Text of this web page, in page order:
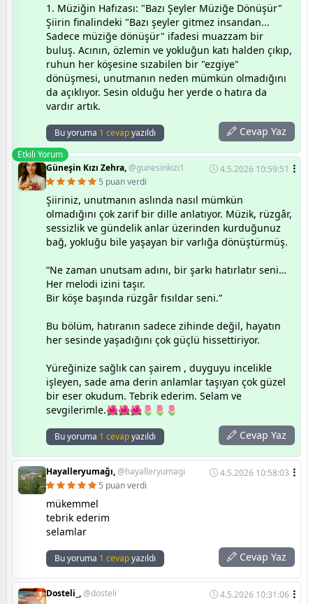
1. Müziğin Hafızası: "Bazı Şeyler Müziğe Dönüşür"
Şiirin finalindeki "Bazı şeyler gitmez insandan...
Sadece müziğe dönüşür" ifadesi muazzam bir
buluş. Acının, özlemin ve yokluğun katı halden çıkıp,
ruhun her köşesine sızabilen bir "ezgiye"
dönüşmesi, unutmanın neden mümkün olmadığını
da açıklıyor. Sesin olduğu her yerde o hatıra da
vardır artık.
Bu yoruma 1 cevapyazıldı Cevap Yaz
Etkili Yorum
Güneşin Kızı Zehra,@gunesinkizi1
4.5.2026 10:59:51
5 puan verdi
Şiiriniz, unutmanın aslında nasıl mümkün
olmadığını çok zarif bir dille anlatıyor. Müzik, rüzgâr,
sessizlik ve gündelik anlar üzerinden kurduğunuz
bağ, yokluğu bile yaşayan bir varlığa dönüştürmüş.
“Ne zaman unutsam adını, bir şarkı hatırlatır seni…
Her melodi izini taşır.
Bir köşe başında rüzgâr fısıldar seni.”
Bu bölüm, hatıranın sadece zihinde değil, hayatın
her sesinde yaşadığını çok güçlü hissettiriyor.
Yüreğinize sağlık can şairem , duyguyu incelikle
işleyen, sade ama derin anlamlar taşıyan çok güzel
bir eser okudum. Tebrik ederim. Selam ve
sevgilerimle.🌺🌺🌺🌷🌷🌷
Bu yoruma 1 cevapyazıldı Cevap Yaz
Hayalleryumağı,@hayalleryumagi
4.5.2026 10:58:03
5 puan verdi
mükemmel
tebrik ederim
selamlar
Bu yoruma 1 cevapyazıldı Cevap Yaz
Dosteli_,@dosteli 4.5.2026 10:31:06